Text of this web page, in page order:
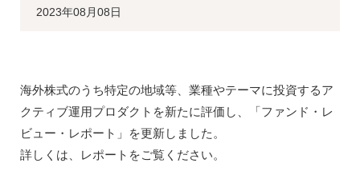
2023年08月08日
海外株式のうち特定の地域等、業種やテーマに投資するア
クティブ運用プロダクトを新たに評価し、「ファンド・レ
ビュー・レポート」を更新しました。
詳しくは、レポートをご覧ください。